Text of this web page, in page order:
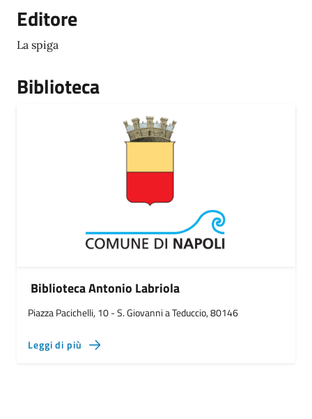
Editore
La spiga
Biblioteca
Biblioteca Antonio Labriola
Piazza Pacichelli, 10 - S. Giovanni a Teduccio, 80146
Leggi di più